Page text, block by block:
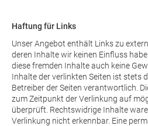
Haftung für Links
Unser Angebot enthält Links zu
deren Inhalte wir keinen Einfluss
diese fremden Inhalte auch keine
Inhalte der verlinkten Seiten ist stets
Betreiber der Seiten verantwortlich.
zum Zeitpunkt der Verlinkung auf
überprüft. Rechtswidrige Inhalte
Verlinkung nicht erkennbar. Eine